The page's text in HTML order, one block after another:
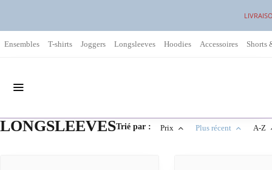
Ensembles T-shirts Joggers Longsleeves Hoodies Accessoires Shorts
LONGSLEEVESTrié par : Prix Plus récent A-Z